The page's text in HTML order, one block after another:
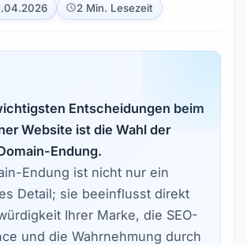
2 Min. Lesezeit
Entscheidungen beim
Website ist die Wahl der
Endung.
Endung ist nicht nur ein
Detail; sie beeinflusst direkt
Ihrer Marke, die SEO-
und die Wahrnehmung durch